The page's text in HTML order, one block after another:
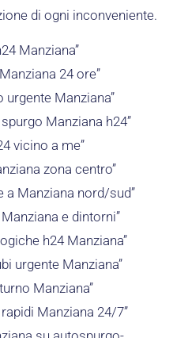
di ogni inconveniente.
Manziana”
24 ore”
urgente Manziana”
Manziana h24”
vicino a me”
zona centro”
a Manziana nord/sud”
e dintorni”
h24 Manziana”
urgente Manziana”
Manziana”
Manziana 24/7”